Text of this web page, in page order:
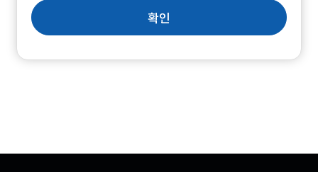
확인